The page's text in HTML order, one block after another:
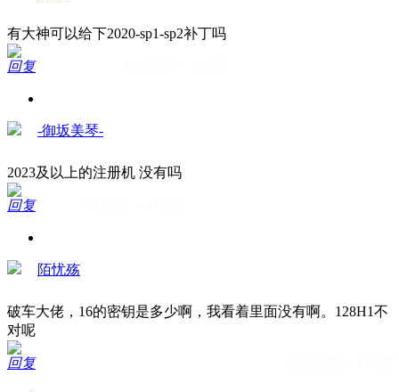
有大神可以给下2020-sp1-sp2补丁吗
回复
-御坂美琴-
2023及以上的注册机 没有吗
回复
陌忧殇
破车大佬，16的密钥是多少啊，我看着里面没有啊。128H1不
对呢
回复